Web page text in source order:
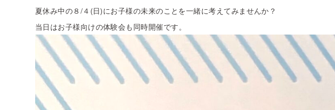
夏休み中の８/４(日)にお子様の未来のことを一緒に考えてみませんか？
当日はお子様向けの体験会も同時開催です。